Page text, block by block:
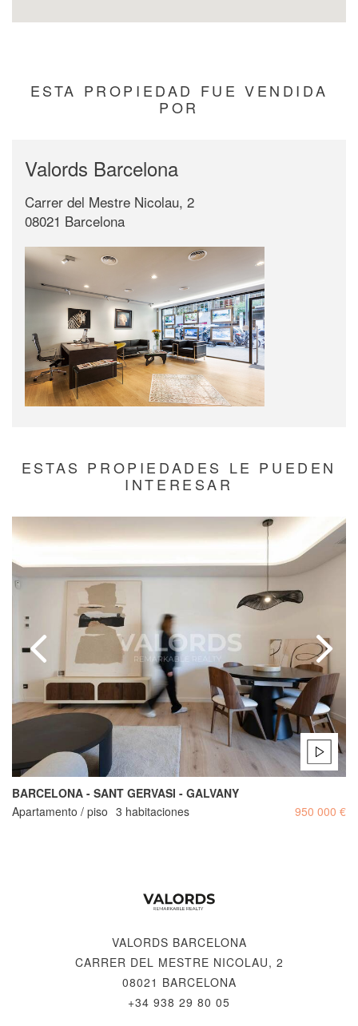
ESTA PROPIEDAD FUE VENDIDA
POR
Valords Barcelona
Carrer del Mestre Nicolau, 2
08021 Barcelona
ESTAS PROPIEDADES LE PUEDEN
INTERESAR
BARCELONA - SANT GERVASI - GALVANY
Apartamento / piso 3 habitaciones 950 000 €
VALORDS BARCELONA
CARRER DEL MESTRE NICOLAU, 2
08021 BARCELONA
+34 938 29 80 05